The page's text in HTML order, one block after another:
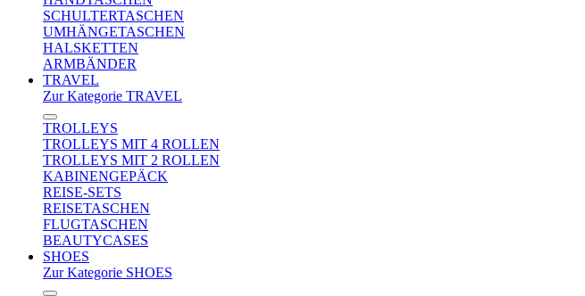
SCHULTERTASCHEN
UMHÄNGETASCHEN
HALSKETTEN
ARMBÄNDER
TRAVEL
Zur Kategorie TRAVEL
TROLLEYS
TROLLEYS MIT 4 ROLLEN
TROLLEYS MIT 2 ROLLEN
KABINENGEPÄCK
REISE-SETS
REISETASCHEN
FLUGTASCHEN
BEAUTYCASES
SHOES
Zur Kategorie SHOES